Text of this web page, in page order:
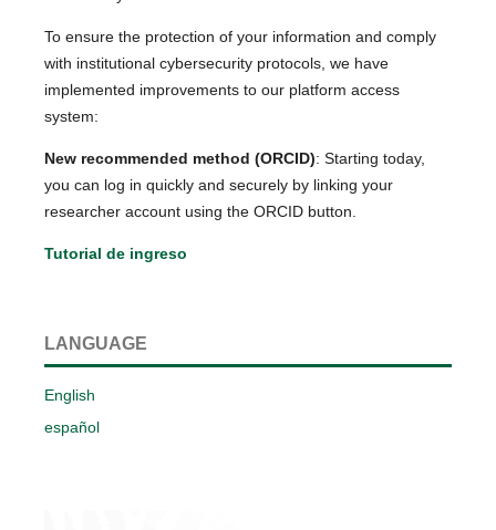
To ensure the protection of your information and comply
with institutional cybersecurity protocols, we have
implemented improvements to our platform access
system:
New recommended method (ORCID): Starting today,
you can log in quickly and securely by linking your
researcher account using the ORCID button.
Tutorial de ingreso
LANGUAGE
English
español